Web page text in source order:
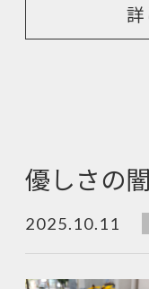
詳
優しさの闇
2025.10.11